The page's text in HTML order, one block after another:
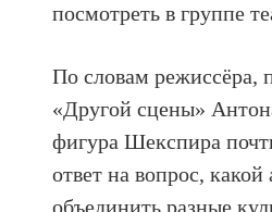
посмотреть в группе
По словам режиссёра,
«Другой сцены»
фигура Шекспира
ответ на вопрос,
объединить разные